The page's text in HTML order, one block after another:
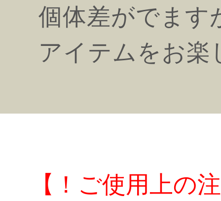
個体差がでます
アイテムをお
【！ご使用上の